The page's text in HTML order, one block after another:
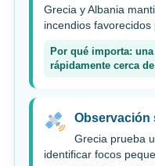
Grecia y Albania
incendios favorecidos
Por qué importa:
rápidamente cerca
Observación
Grecia prueba
identificar focos